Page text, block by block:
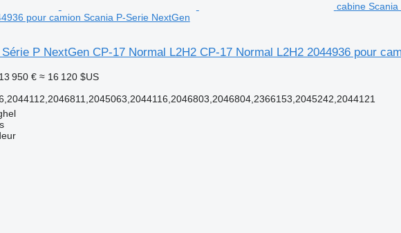
cabine
pour camion Scania P-Serie NextGen
P NextGen CP-17 Normal L2H2 CP-17 Normal L2H2 2044936 pour
13 950 € ≈ 16 120 $US